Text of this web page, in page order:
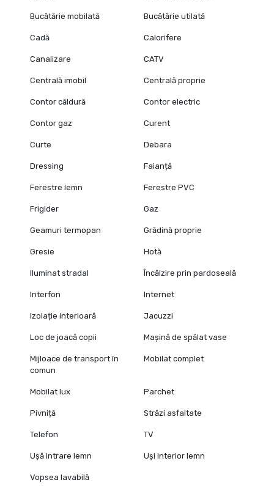
Bucătărie mobilată Bucătărie utilată
Cadă Calorifere
Canalizare CATV
Centrală imobil Centrală proprie
Contor căldură Contor electric
Contor gaz Curent
Curte Debara
Dressing Faianță
Ferestre lemn Ferestre PVC
Frigider Gaz
Geamuri termopan Grădină proprie
Gresie Hotă
Iluminat stradal Încălzire prin pardoseală
Interfon Internet
Izolație interioară Jacuzzi
Loc de joacă copii Mașină de spălat vase
Mijloace de transport în
comun
Mobilat complet
Mobilat lux Parchet
Pivniță Străzi asfaltate
Telefon TV
Ușă intrare lemn Uși interior lemn
Vopsea lavabilă